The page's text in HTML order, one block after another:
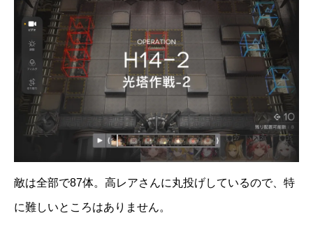
敵は全部で87体。高レアさんに丸投げしているので、特
に難しいところはありません。